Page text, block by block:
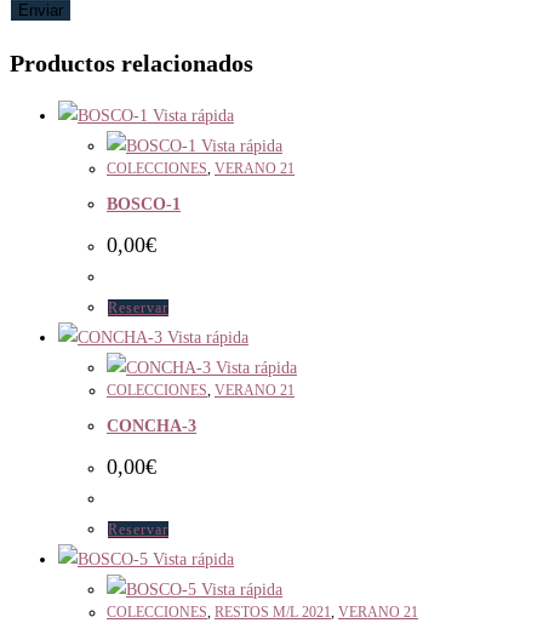
Productos relacionados
Vista rápida
Vista rápida
COLECCIONES VERANO 21
BOSCO-1
0,00€
Reservar
Vista rápida
Vista rápida
COLECCIONES VERANO 21
CONCHA-3
0,00€
Reservar
Vista rápida
Vista rápida
COLECCIONES, RESTOS M/L 2021, VERANO 21